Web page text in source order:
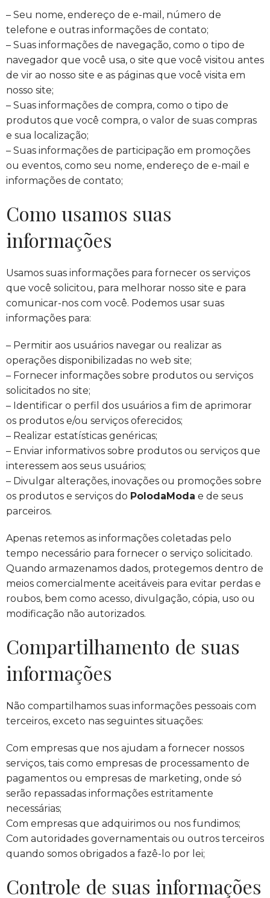
– Seu nome, endereço de e-mail, número de
telefone e outras informações de contato;
– Suas informações de navegação, como o tipo de
navegador que você usa, o site que você visitou antes
de vir ao nosso site e as páginas que você visita em
nosso site;
– Suas informações de compra, como o tipo de
produtos que você compra, o valor de suas compras
e sua localização;
– Suas informações de participação em promoções
ou eventos, como seu nome, endereço de e-mail e
informações de contato;
Como usamos suas
informações
Usamos suas informações para fornecer os serviços
que você solicitou, para melhorar nosso site e para
comunicar-nos com você. Podemos usar suas
informações para:
– Permitir aos usuários navegar ou realizar as
operações disponibilizadas no web site;
– Fornecer informações sobre produtos ou serviços
solicitados no site;
– Identificar o perfil dos usuários a fim de aprimorar
os produtos e/ou serviços oferecidos;
– Realizar estatísticas genéricas;
– Enviar informativos sobre produtos ou serviços que
interessem aos seus usuários;
– Divulgar alterações, inovações ou promoções sobre
os produtos e serviços do PolodaModa e de seus
parceiros.
Apenas retemos as informações coletadas pelo
tempo necessário para fornecer o serviço solicitado.
Quando armazenamos dados, protegemos dentro de
meios comercialmente aceitáveis para evitar perdas e
roubos, bem como acesso, divulgação, cópia, uso ou
modificação não autorizados.
Compartilhamento de suas
informações
Não compartilhamos suas informações pessoais com
terceiros, exceto nas seguintes situações:
Com empresas que nos ajudam a fornecer nossos
serviços, tais como empresas de processamento de
pagamentos ou empresas de marketing, onde só
serão repassadas informações estritamente
necessárias;
Com empresas que adquirimos ou nos fundimos;
Com autoridades governamentais ou outros terceiros
quando somos obrigados a fazê-lo por lei;
Controle de suas informações